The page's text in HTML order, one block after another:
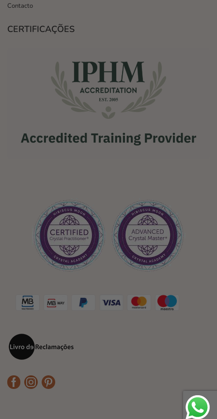
Contacto
CERTIFICAÇÕES